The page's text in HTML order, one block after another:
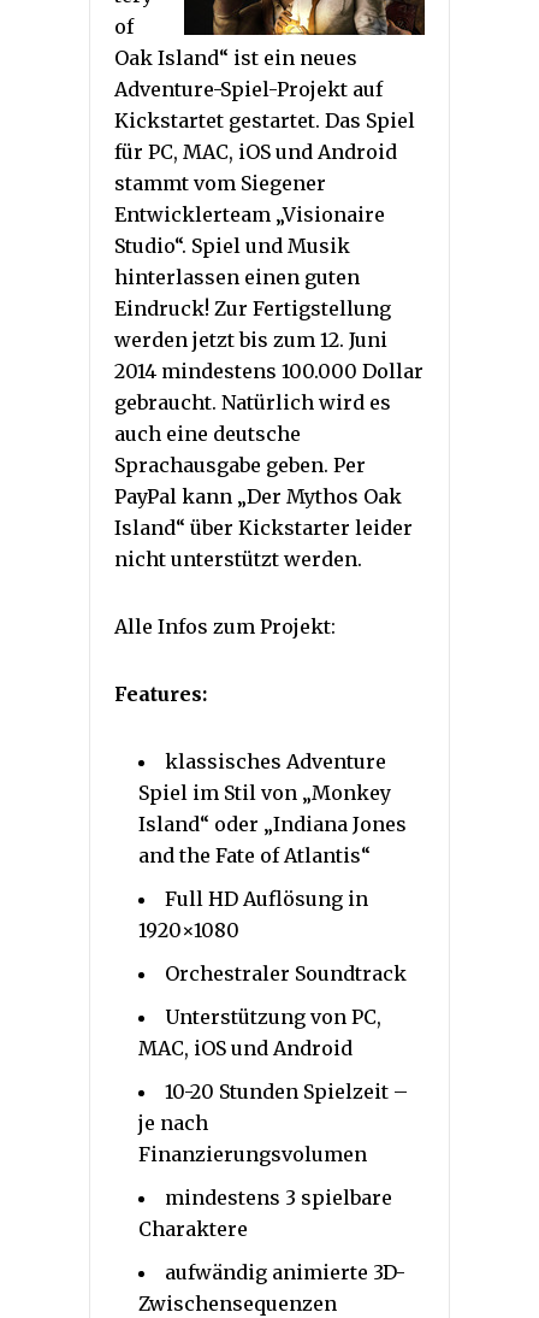
of
Oak Island“ ist ein neues
Adventure-Spiel-Projekt auf
Kickstartet gestartet. Das Spiel
für PC, MAC, iOS und Android
stammt vom Siegener
Entwicklerteam „Visionaire
Studio“. Spiel und Musik
hinterlassen einen guten
Eindruck! Zur Fertigstellung
werden jetzt bis zum 12. Juni
2014 mindestens 100.000 Dollar
gebraucht. Natürlich wird es
auch eine deutsche
Sprachausgabe geben. Per
PayPal kann „Der Mythos Oak
Island“ über Kickstarter leider
nicht unterstützt werden.
Alle Infos zum Projekt:
Features:
klassisches Adventure
Spiel im Stil von „Monkey
Island“ oder „Indiana Jones
and the Fate of Atlantis“
Full HD Auflösung in
1920×1080
Orchestraler Soundtrack
Unterstützung von PC,
MAC, iOS und Android
10-20 Stunden Spielzeit –
je nach
Finanzierungsvolumen
mindestens 3 spielbare
Charaktere
aufwändig animierte 3D-
Zwischensequenzen